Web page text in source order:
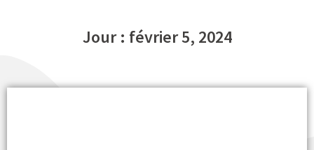
Jour : février 5, 2024